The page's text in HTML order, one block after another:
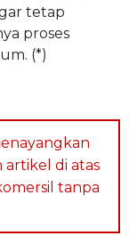
tetap
proses
(*)
di atas
tanpa